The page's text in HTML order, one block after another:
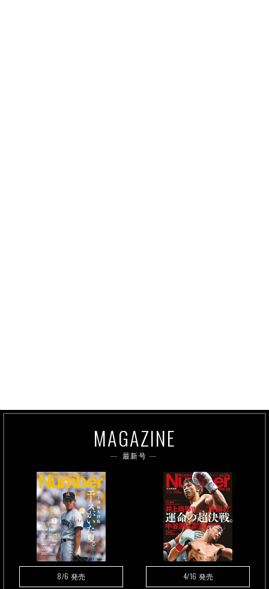
MAGAZINE
最新号
8/6 発売 4/16 発売